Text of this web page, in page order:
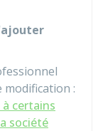
:
certains
société